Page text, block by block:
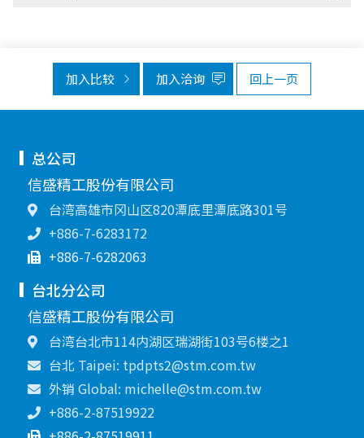
加入比较 加入洽询 回上一页
总公司
信盛精工股份有限公司
台湾高雄市冈山区820潭底里潭底路301号
+886-7-6283172
+886-7-6282063
台北分公司
信盛精工股份有限公司
台湾台北市114内湖区瑞湖街103号6楼之1
台北 Taipei: tpdpts2@stm.com.tw
外销 Global: michelle@stm.com.tw
+886-2-87519922